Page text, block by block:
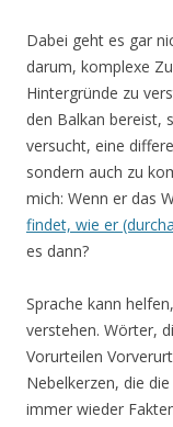
Dabei geht es gar
darum, komplexe
Hintergründe zu
den Balkan bereist,
versucht, eine
sondern auch zu
mich: Wenn er das
findet, wie er
es dann?
Sprache kann
verstehen. Wörter,
Vorurteilen
Nebelkerzen, die
immer wieder